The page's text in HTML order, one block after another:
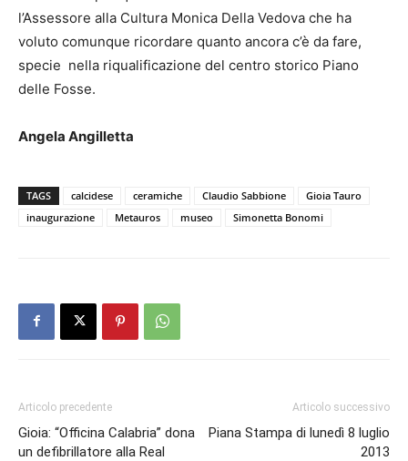
l’Assessore alla Cultura Monica Della Vedova che ha
voluto comunque ricordare quanto ancora c’è da fare,
specie nella riqualificazione del centro storico Piano
delle Fosse.
Angela Angilletta
TAGS calcidese ceramiche Claudio Sabbione
Gioia Tauro
inaugurazione
Metauros museo Simonetta Bonomi
Articolo precedente
Gioia: “Officina Calabria” dona
un defibrillatore alla Real
Articolo successivo
Piana Stampa di lunedì 8 luglio
2013